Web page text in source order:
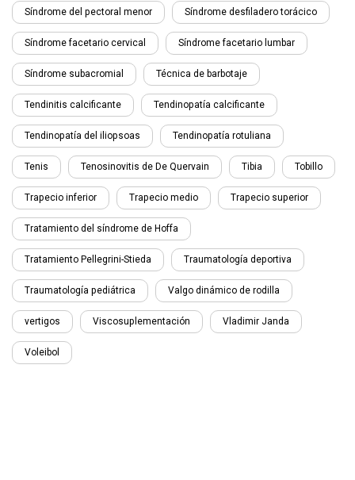
Síndrome del pectoral menor Síndrome desfiladero torácico
Síndrome facetario cervical Síndrome facetario lumbar
Síndrome subacromial Técnica de barbotaje
Tendinitis calcificante Tendinopatía calcificante
Tendinopatía del iliopsoas Tendinopatía rotuliana
Tenis Tenosinovitis de De Quervain Tibia Tobillo
Trapecio inferior Trapecio medio Trapecio superior
Tratamiento del síndrome de Hoffa
Tratamiento Pellegrini-Stieda Traumatología deportiva
Traumatología pediátrica Valgo dinámico de rodilla
vertigos Viscosuplementación Vladimir Janda
Voleibol